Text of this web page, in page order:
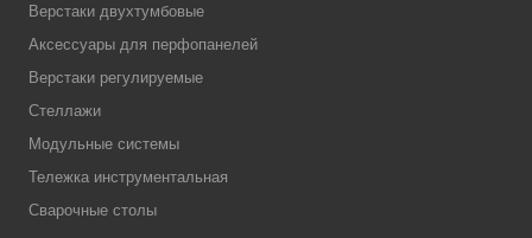
Верстаки двухтумбовые
Аксессуары для перфопанелей
Верстаки регулируемые
Стеллажи
Модульные системы
Тележка инструментальная
Сварочные столы